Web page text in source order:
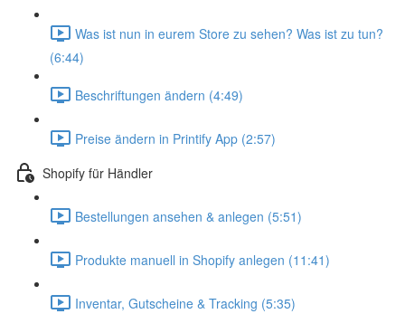
Was ist nun in eurem Store zu sehen? Was ist zu tun?
(6:44)
Beschriftungen ändern (4:49)
Preise ändern in Printify App (2:57)
Shopify für Händler
Bestellungen ansehen & anlegen (5:51)
Produkte manuell in Shopify anlegen (11:41)
Inventar, Gutscheine & Tracking (5:35)